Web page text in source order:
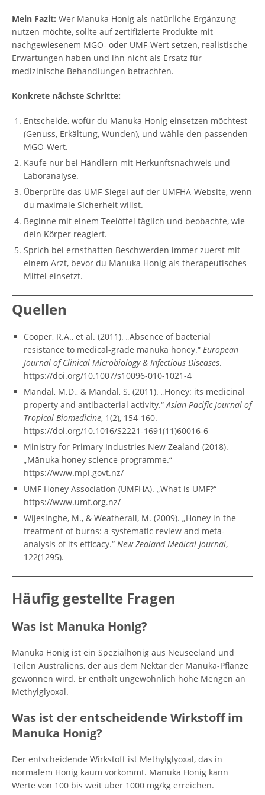
Mein Fazit: Wer Manuka Honig als natürliche Ergänzung
nutzen möchte, sollte auf zertifizierte Produkte mit
nachgewiesenem MGO- oder UMF-Wert setzen, realistische
Erwartungen haben und ihn nicht als Ersatz für
medizinische Behandlungen betrachten.
Konkrete nächste Schritte:
Entscheide, wofür du Manuka Honig einsetzen möchtest
(Genuss, Erkältung, Wunden), und wähle den passenden
MGO-Wert.
Kaufe nur bei Händlern mit Herkunftsnachweis und
Laboranalyse.
Überprüfe das UMF-Siegel auf der UMFHA-Website, wenn
du maximale Sicherheit willst.
Beginne mit einem Teelöffel täglich und beobachte, wie
dein Körper reagiert.
Sprich bei ernsthaften Beschwerden immer zuerst mit
einem Arzt, bevor du Manuka Honig als therapeutisches
Mittel einsetzt.
Quellen
Cooper, R.A., et al. (2011). „Absence of bacterial
resistance to medical-grade manuka honey.“ European
Journal of Clinical Microbiology & Infectious Diseases.
https://doi.org/10.1007/s10096-010-1021-4
Mandal, M.D., & Mandal, S. (2011). „Honey: its medicinal
property and antibacterial activity.“Asian Pacific Journal of
Tropical Biomedicine, 1(2), 154-160.
https://doi.org/10.1016/S2221-1691(11)60016-6
Ministry for Primary Industries New Zealand (2018).
„Mānuka honey science programme.“
https://www.mpi.govt.nz/
UMF Honey Association (UMFHA). „What is UMF?“
https://www.umf.org.nz/
Wijesinghe, M., & Weatherall, M. (2009). „Honey in the
treatment of burns: a systematic review and meta-
analysis of its efficacy.“ New Zealand Medical Journal,
122(1295).
Häufig gestellte Fragen
Was ist Manuka Honig?
Manuka Honig ist ein Spezialhonig aus Neuseeland und
Teilen Australiens, der aus dem Nektar der Manuka-Pflanze
gewonnen wird. Er enthält ungewöhnlich hohe Mengen an
Methylglyoxal.
Was ist der entscheidende Wirkstoff im
Manuka Honig?
Der entscheidende Wirkstoff ist Methylglyoxal, das in
normalem Honig kaum vorkommt. Manuka Honig kann
Werte von 100 bis weit über 1000 mg/kg erreichen.